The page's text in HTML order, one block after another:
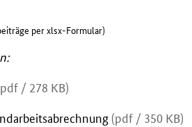
per xlsx-Formular)
/ 278 KB)
(pdf / 350 KB)